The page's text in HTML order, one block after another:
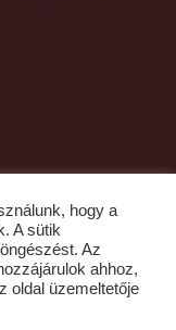
hogy a
A sütik
Az
ahhoz,
oldal üzemeltetője